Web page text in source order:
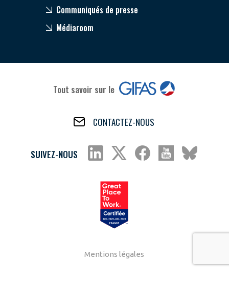
Communiqués de presse
Médiaroom
Tout savoir sur le
CONTACTEZ-NOUS
SUIVEZ-NOUS
Mentions légales